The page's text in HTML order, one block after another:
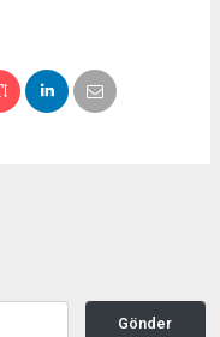
Gönder